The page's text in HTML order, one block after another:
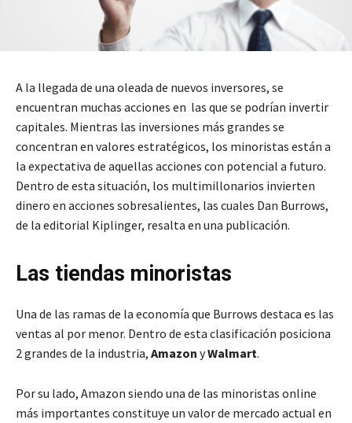
A la llegada de una oleada de nuevos inversores, se
encuentran muchas acciones en las que se podrían invertir
capitales. Mientras las inversiones más grandes se
concentran en valores estratégicos, los minoristas están a
la expectativa de aquellas acciones con potencial a futuro.
Dentro de esta situación, los multimillonarios invierten
dinero en acciones sobresalientes, las cuales Dan Burrows,
de la editorial Kiplinger, resalta en una publicación.
Las tiendas minoristas
Una de las ramas de la economía que Burrows destaca es las
ventas al por menor. Dentro de esta clasificación posiciona
2 grandes de la industria, Amazon yWalmart.
Por su lado, Amazon siendo una de las minoristas online
más importantes constituye un valor de mercado actual en